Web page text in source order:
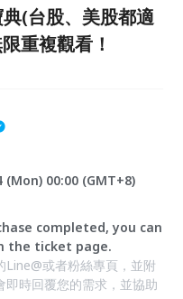
(台股、美股都適
重複觀看！
(Mon) 00:00 (GMT+8)
completed, you can
the ticket page.
或者粉絲專頁，並附
即時回覆您的需求，並協助